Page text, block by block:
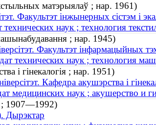
матэрыялаў ; нар. 1961)
Факультэт інжынерных сістэм і
наук ; технология
; нар. 1945)
Факультэт інфармацыйных
технических наук ; технология
і гінекалогія ; нар. 1951)
Кафедра акушэрства і
медицинских наук ; акушерство и
; 1907—1992)
Дырэктар